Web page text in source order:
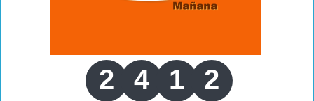
2 4 1 2